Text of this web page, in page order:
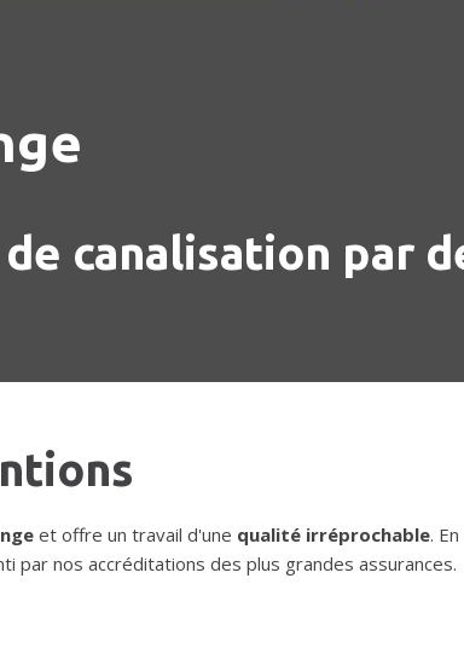
canalisation par
et offre un travail d'une qualité irréprochable.
par nos accréditations des plus grandes assurances.